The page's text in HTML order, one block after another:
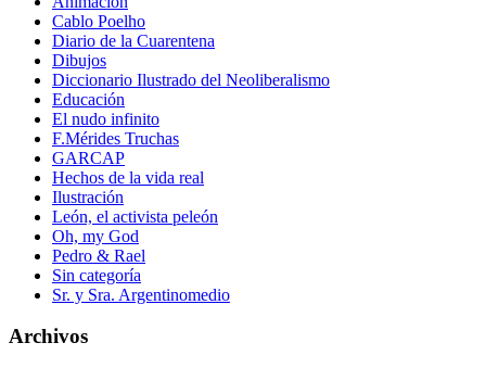
Cablo Poelho
Diario de la Cuarentena
Dibujos
Diccionario Ilustrado del Neoliberalismo
Educación
El nudo infinito
F.Mérides Truchas
GARCAP
Hechos de la vida real
Ilustración
León, el activista peleón
Oh, my God
Pedro & Rael
Sin categoría
Sr. y Sra. Argentinomedio
Archivos